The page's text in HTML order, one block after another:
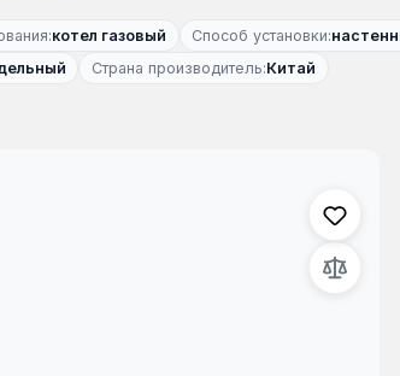
котел газовый Способ установки:
Страна производитель:Китай